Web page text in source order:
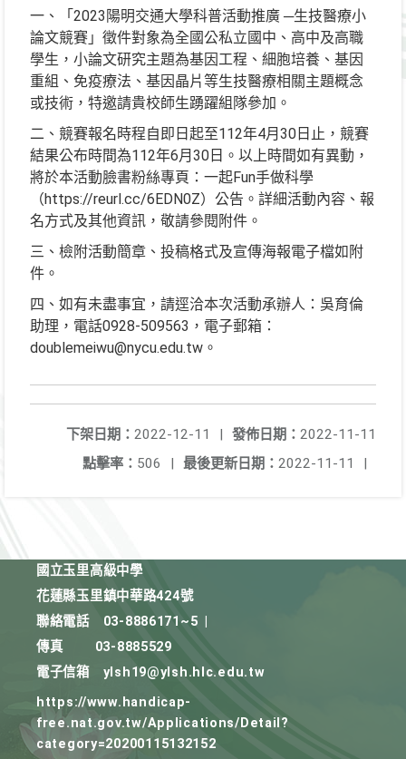
一、「2023陽明交通大學科普活動推廣 ─生技醫療小
論文競賽」徵件對象為全國公私立國中、高中及高職
學生，小論文研究主題為基因工程、細胞培養、基因
重組、免疫療法、基因晶片等生技醫療相關主題概念
或技術，特邀請貴校師生踴躍組隊參加。
二、競賽報名時程自即日起至112年4月30日止，競賽
結果公布時間為112年6月30日。以上時間如有異動，
將於本活動臉書粉絲專頁：一起Fun手做科學
（https://reurl.cc/6EDN0Z）公告。詳細活動內容、報
名方式及其他資訊，敬請參閱附件。
三、檢附活動簡章、投稿格式及宣傳海報電子檔如附
件。
四、如有未盡事宜，請逕洽本次活動承辦人：吳育倫
助理，電話0928-509563，電子郵箱：
doublemeiwu@nycu.edu.tw。
發佈日期： 2022-11-11
下架日期： 2022-12-11
|
最後更新日期： 2022-11-11 |
點擊率： 506 |
國立玉里高級中學
花蓮縣玉里鎮中華路424號
聯絡電話
03-8886171~5
傳真
03-8885529
電子信箱
ylsh19@ylsh.hlc.edu.tw
https://www.handicap-
free.nat.gov.tw/Applications/Detail?
category=20200115132152